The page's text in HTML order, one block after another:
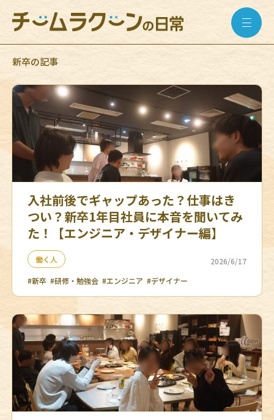
新卒の記事
入社前後でギャップあった？仕事はき
つい？新卒1年目社員に本音を聞いてみ
た！【エンジニア・デザイナー編】
働く人
2026/6/17
#新卒 #研修・勉強会 #エンジニア #デザイナー